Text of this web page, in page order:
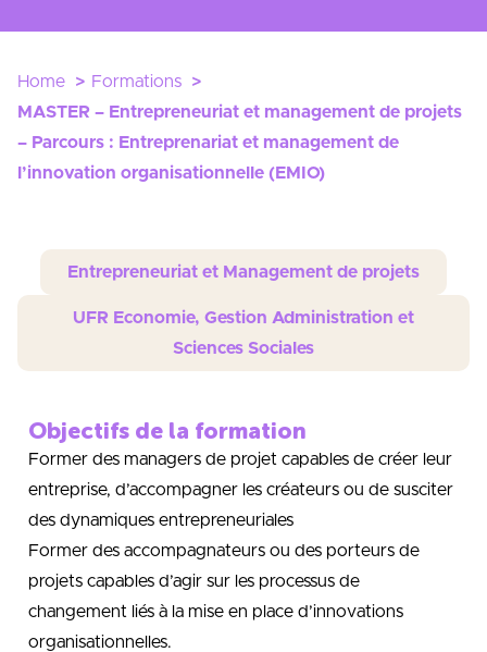
Home
Formations
MASTER – Entrepreneuriat et management de projets
– Parcours : Entreprenariat et management de
l’innovation organisationnelle (EMIO)
Entrepreneuriat et Management de projets
UFR Economie, Gestion Administration et
Sciences Sociales
Objectifs de la formation
Former des managers de projet capables de créer leur
entreprise, d’accompagner les créateurs ou de susciter
des dynamiques entrepreneuriales
Former des accompagnateurs ou des porteurs de
projets capables d’agir sur les processus de
changement liés à la mise en place d’innovations
organisationnelles.